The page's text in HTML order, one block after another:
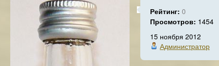
Рейтинг: 0
Просмотров: 1454
15 ноября 2012
Администратор